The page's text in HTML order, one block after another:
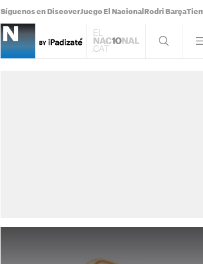
Síguenos en DiscoverJuego El Nacional Rodri Barça